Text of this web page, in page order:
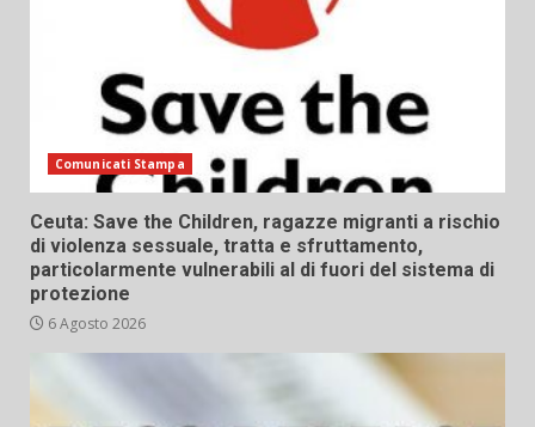
Comunicati Stampa
Ceuta: Save the Children, ragazze migranti a rischio
di violenza sessuale, tratta e sfruttamento,
particolarmente vulnerabili al di fuori del sistema di
protezione
6 Agosto 2026